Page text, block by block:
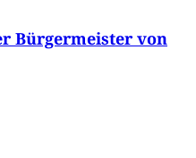
Bürgermeister von